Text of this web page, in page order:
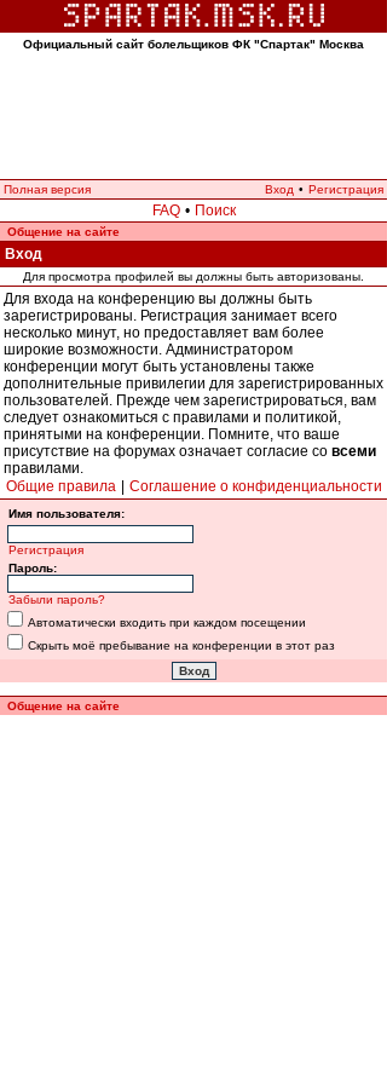
Официальный сайт болельщиков ФК "Спартак" Москва
Полная версия Вход • Регистрация
FAQ • Поиск
Общение на сайте
Вход
Для просмотра профилей вы должны быть авторизованы.
Для входа на конференцию вы должны быть
зарегистрированы. Регистрация занимает всего
несколько минут, но предоставляет вам более
широкие возможности. Администратором
конференции могут быть установлены также
дополнительные привилегии для зарегистрированных
пользователей. Прежде чем зарегистрироваться, вам
следует ознакомиться с правилами и политикой,
принятыми на конференции. Помните, что ваше
присутствие на форумах означает согласие со всеми
правилами.
Общие правила
Соглашение о конфиденциальности
Имя пользователя:
Регистрация
Пароль:
Забыли пароль?
Автоматически входить при каждом посещении
Скрыть моё пребывание на конференции в этот раз
Общение на сайте